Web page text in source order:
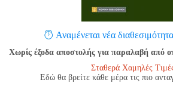
Αναμένεται νέα
Χωρίς έξοδα αποστολής για παραλαβή από
Σταθερά Χαμηλές
Εδώ θα βρείτε κάθε μέρα τις πιο